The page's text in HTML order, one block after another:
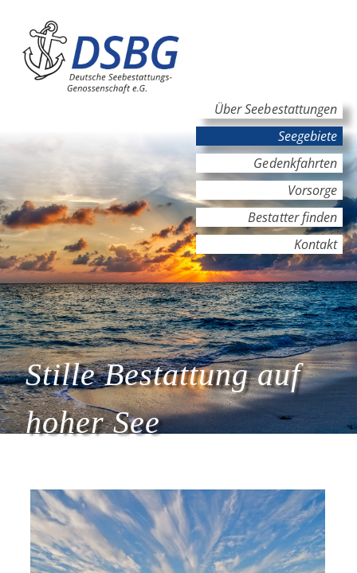
Hauptinhalt
Hauptnavigation
Über Seebestattungen
Seegebiete
Gedenkfahrten
Vorsorge
Bestatter finden
Kontakt
Stille Bestattung auf
hoher See